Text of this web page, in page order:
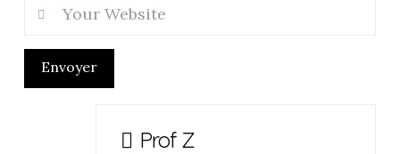
Envoyer
Prof Z